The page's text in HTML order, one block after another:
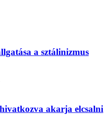
a sztálinizmus
akarja elcsalni